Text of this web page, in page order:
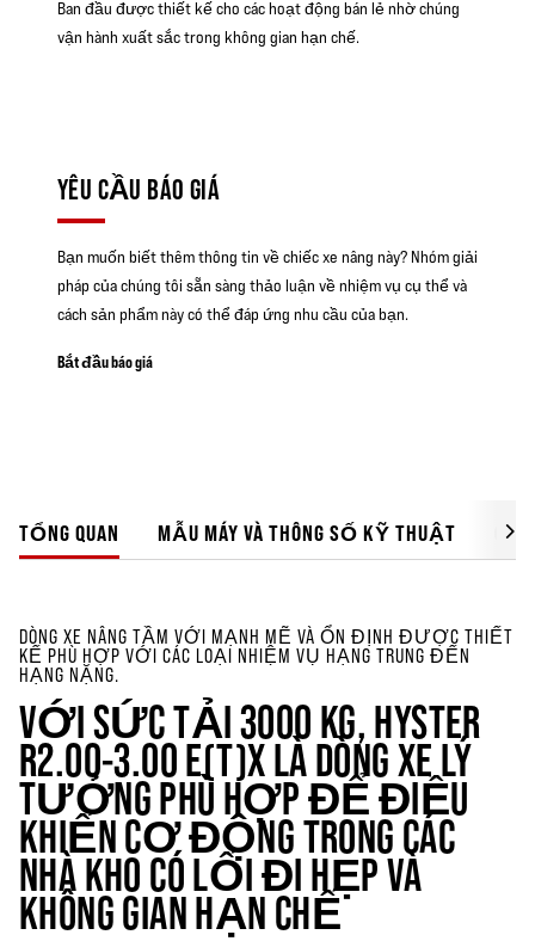
Ban đầu được thiết kế cho các hoạt động bán lẻ nhờ chúng
vận hành xuất sắc trong không gian hạn chế.
YÊU CẦU BÁO GIÁ
Bạn muốn biết thêm thông tin về chiếc xe nâng này? Nhóm giải
pháp của chúng tôi sẵn sàng thảo luận về nhiệm vụ cụ thể và
cách sản phẩm này có thể đáp ứng nhu cầu của bạn.
Bắt đầu báo giá
TỔNG QUAN MẪU MÁY VÀ THÔNG SỐ KỸ THUẬT
DÒNG XE NÂNG TẦM VỚI MẠNH MẼ VÀ ỔN ĐỊNH ĐƯỢC THIẾT
KẾ PHÙ HỢP VỚI CÁC LOẠI NHIỆM VỤ HẠNG TRUNG ĐẾN
HẠNG NẶNG.
VỚI SỨC TẢI 3000 KG, HYSTER
R2.00-3.00 E(T)X LÀ DÒNG XE LÝ
TƯỞNG PHÙ HỢP ĐỂ ĐIỀU
KHIỂN CƠ ĐỘNG TRONG CÁC
NHÀ KHO CÓ LỐI ĐI HẸP VÀ
KHÔNG GIAN HẠN CHẾ